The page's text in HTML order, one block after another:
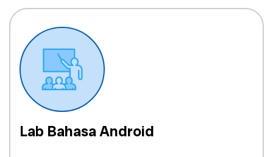
Lab Bahasa Android